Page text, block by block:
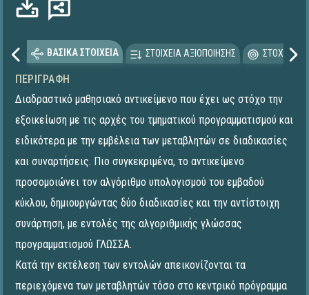
ΒΑΣΙΚΑ ΣΤΟΙΧΕΙΑ ΣΤΟΙΧΕΙΑ ΑΞΙΟΠΟΙΗΣΗΣ
ΠΕΡΙΓΡΑΦΉ
Διαδραστικό μαθησιακό αντικείμενο που έχει ως στόχο την
εξοικείωση με τις αρχές του τμηματικού προγραμματισμού και
ειδικότερα με την εμβέλεια των μεταβλητών σε διαδικασίες
και συναρτήσεις. Πιο συγκεκριμένα, το αντικείμενο
προσομοιώνει τον αλγόριθμο υπολογισμού του εμβαδού
κύκλου, δημιουργώντας δύο διαδικασίες και την αντίστοιχη
συνάρτηση, με εντολές της αλγοριθμικής γλώσσας
προγραμματισμού ΓΛΩΣΣΑ.
Κατά την εκτέλεση των εντολών απεικονίζονται τα
περιεχόμενα των μεταβλητών τόσο στο κεντρικό πρόγραμμα